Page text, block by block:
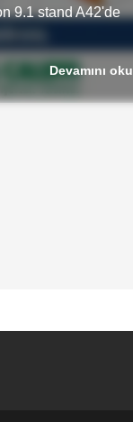
9.1 stand A42'de
Devamını oku